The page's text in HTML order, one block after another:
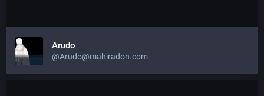
Arudo
@Arudo@mahiradon.com